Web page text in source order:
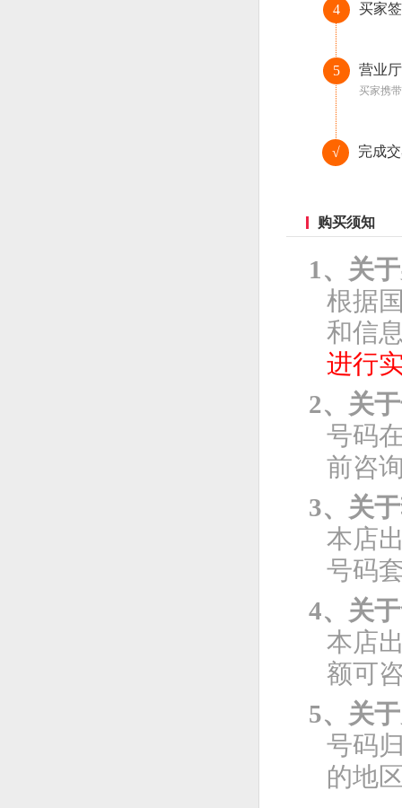
4 买家
5 营业
买家携
√ 完成
购买须知
1、关
根据
和信
进行
2、关
号码
前咨
3、关
本店
号码
4、关
本店
额可
5、关
号码
的地